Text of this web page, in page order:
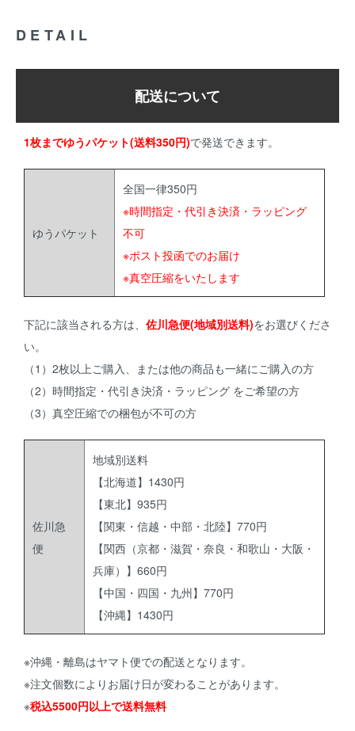
DETAIL
配送について
1枚までゆうパケット(送料350円)で発送できます。
ゆうパケット
全国一律350円
※時間指定・代引き決済・ラッピング
不可
※ポスト投函でのお届け
※真空圧縮をいたします
下記に該当される方は、 佐川急便(地域別送料)をお選びくださ
い。
（1）2枚以上ご購入、または他の商品も一緒にご購入の方
（2）時間指定・代引き決済・ラッピング をご希望の方
（3）真空圧縮での梱包が不可の方
佐川急
便
地域別送料
【北海道】1430円
【東北】935円
【関東・信越・中部・北陸】770円
【関西（京都・滋賀・奈良・和歌山・大阪・
兵庫）】660円
【中国・四国・九州】770円
【沖縄】1430円
※沖縄・離島はヤマト便での配送となります。
※注文個数によりお届け日が変わることがあります。
※税込5500円以上で送料無料